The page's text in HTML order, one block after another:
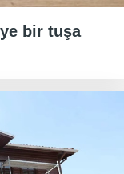
bir tuşa